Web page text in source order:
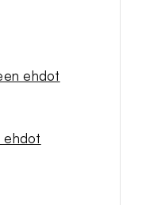
ehdot
ehdot